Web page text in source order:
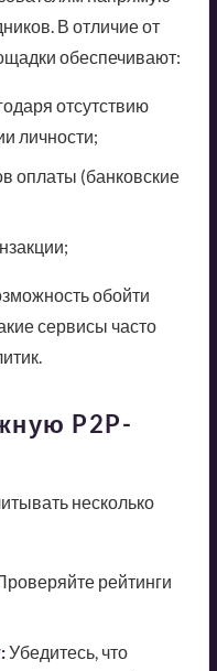
В отличие от
обеспечивают:
отсутствию
личности;
оплаты (банковские
обойти
сервисы часто
P2P-
несколько
рейтинги
Убедитесь, что